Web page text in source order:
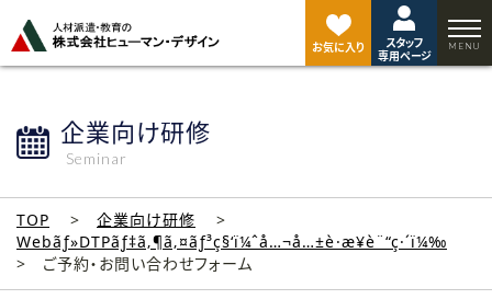
お気に入り
スタッフ
専用ページ
企業向け研修
Seminar
TOP
企業向け研修
Webãƒ»DTPãƒ‡ã‚¶ã‚¤ãƒ³ç§‘ï¼ˆå…¬å…±è·æ¥­è¨“ç·´ï¼‰
ご予約・お問い合わせフォーム
ジ
ト